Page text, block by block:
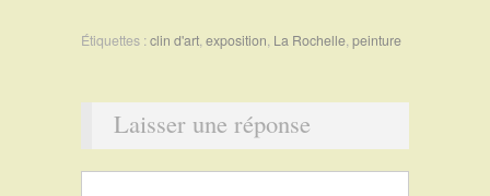
Étiquettes :clin d'art,exposition, La Rochelle,peinture
Laisser une réponse